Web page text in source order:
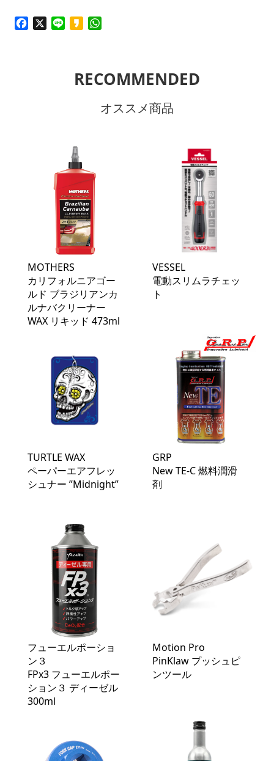
Facebook Line Kakao
RECOMMENDED
オススメ商品
MOTHERS
カリフォルニアゴー
ルド ブラジリアンカ
ルナバクリーナー
WAX リキッド 473ml
VESSEL
電動スリムラチェッ
ト
TURTLE WAX
ペーパーエアフレッ
シュナー ”Midnight”
GRP
New TE-C 燃料潤滑
剤
フューエルポーショ
ン３
FPx3 フューエルポー
ション３ ディーゼル
300ml
Motion Pro
PinKlaw プッシュピ
ンツール